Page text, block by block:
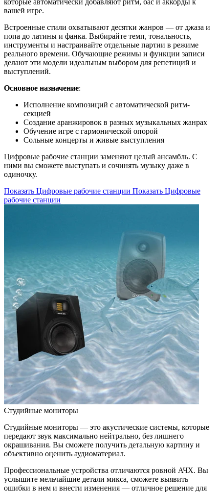
вашей игре.
Встроенные стили охватывают десятки жанров — от джаза и
попа до латины и фанка. Выбирайте темп, тональность,
инструменты и настраивайте отдельные партии в режиме
реального времени. Обучающие режимы и функции записи
делают эти модели идеальным выбором для репетиций и
выступлений.
Основное назначение:
Исполнение композиций с автоматической ритм-
секцией
Создание аранжировок в разных музыкальных жанрах
Обучение игре с гармонической опорой
Сольные концерты и живые выступления
Цифровые рабочие станции заменяют целый ансамбль. С
ними вы сможете выступать и сочинять музыку даже в
одиночку.
Показать Цифровые рабочие станции Показать Цифровые
рабочие станции
Студийные мониторы
Студийные мониторы — это акустические системы, которые
передают звук максимально нейтрально, без лишнего
окрашивания. Вы сможете получить детальную картину и
объективно оценить аудиоматериал.
Профессиональные устройства отличаются ровной АЧХ. Вы
услышите мельчайшие детали микса, сможете выявить
ошибки в нем и внести изменения — отличное решение для